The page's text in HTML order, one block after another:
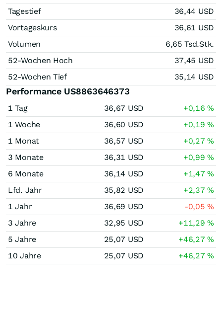
Tagestief
36,44 USD
Vortageskurs
36,61 USD
Volumen
6,65 Tsd.Stk.
52-Wochen Hoch
37,45 USD
52-Wochen Tief
35,14 USD
Performance US8863646373
1 Tag 36,67 USD +0,16%
1 Woche
36,60 USD +0,19%
1 Monat
36,57 USD +0,27%
3 Monate
36,31 USD +0,99%
6 Monate
36,14 USD +1,47%
Lfd. Jahr
35,82 USD +2,37%
1 Jahr
36,69 USD -0,05%
3 Jahre
32,95 USD +11,29%
5 Jahre
25,07 USD +46,27%
10 Jahre
25,07 USD +46,27%